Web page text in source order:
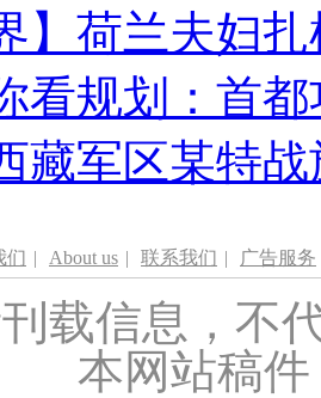
】荷兰夫妇
看规划：首
藏军区某特
们 | About us | 联系我们 | 广告服务
载信息，不
本网站稿